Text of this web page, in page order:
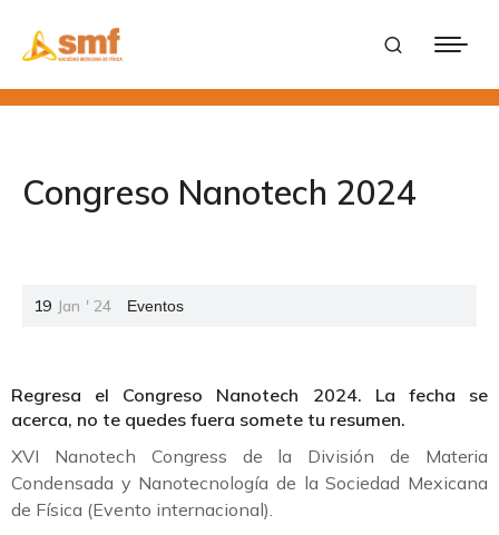
Congreso Nanotech 2024
19 Jan ' 24 Eventos
Regresa el Congreso Nanotech 2024. La fecha se
acerca, no te quedes fuera somete tu resumen.
XVI Nanotech Congress de la División de Materia
Condensada y Nanotecnología de la Sociedad Mexicana
de Física (Evento internacional).